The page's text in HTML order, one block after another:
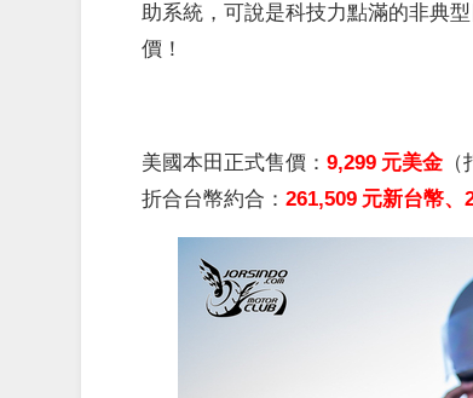
助系統，可說是科技力點滿的非典
價！
美國本田正式售價：9,299 元美金
折合台幣約合：261,509 元新台幣、